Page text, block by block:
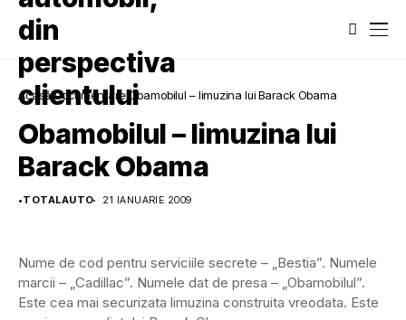
Acasă Documentare Obamobilul – limuzina lui Barack Obama
Obamobilul – limuzina lui
Barack Obama
•TOTALAUTO 21 IANUARIE 2009
Nume de cod pentru serviciile secrete – „Bestia”. Numele
marcii – „Cadillac”. Numele dat de presa – „Obamobilul”.
Este cea mai securizata limuzina construita vreodata. Este